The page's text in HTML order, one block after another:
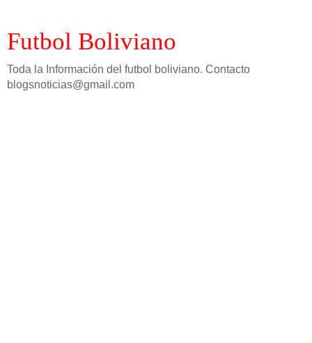
Futbol Boliviano
Toda la Información del futbol boliviano. Contacto
blogsnoticias@gmail.com